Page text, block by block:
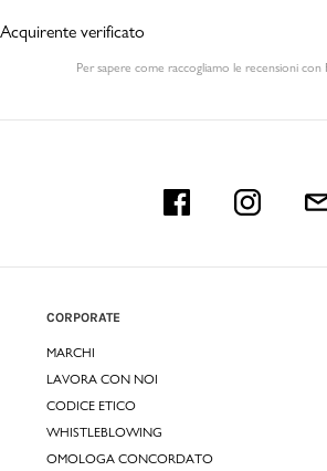
Acquirente verificato
Per sapere come raccogliamo le recensioni con
CORPORATE
MARCHI
LAVORA CON NOI
CODICE ETICO
WHISTLEBLOWING
OMOLOGA CONCORDATO